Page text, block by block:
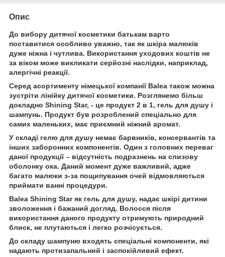
Опис
До вибору дитячої косметики батькам варто
поставитися особливо уважно, так як шкіра малюків
дуже ніжна і чутлива. Використання уходових коштів не
за віком може викликати серйозні наслідки, наприклад,
алергічні реакції.
Серед асортименту німецької компанії Balea також можна
зустріти лінійку дитячої косметики. Розглянемо більш
докладно Shining Star, - це продукт 2 в 1, гель для душу і
шампунь. Продукт був розроблений спеціально для
самих маленьких, має приємний ніжний аромат.
У складі гелю для душу немає барвників, консервантів та
інших заборонних компонентів. Один з головних переваг
даної продукції – відсутність подразнень на слизову
оболонку ока. Даний момент дуже важливий, адже
багато малюки з-за пощипування очей відмовляються
приймати ванні процедури.
Balea Shining Star як гель для душу, надає шкірі дитини
зволоження і бажаний догляд. Волосся після
використання даного продукту отримують природний
блиск, не плутаються і легко розчісується.
До складу шампуню входять спеціальні компоненти, які
надають протизапальний і заспокійливий ефект.